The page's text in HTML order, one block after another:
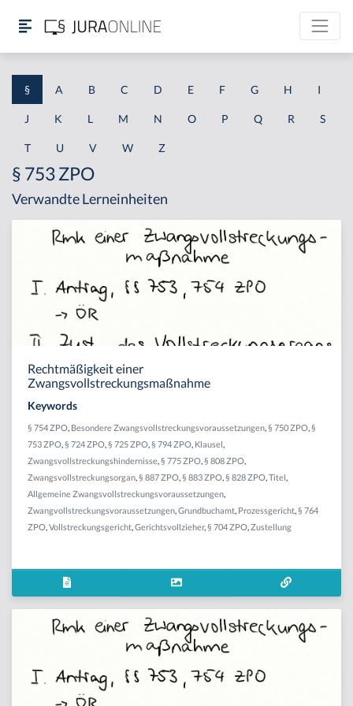
§ A B C D E F G H I
J K L M N O P Q R S
T U V W Z
§ 753 ZPO
Verwandte Lerneinheiten
Rechtmäßigkeit einer
Zwangsvollstreckungsmaßnahme
Keywords
§ 754 ZPO Besondere Zwangsvollstreckungsvoraussetzungen § 750 ZPO §
753 ZPO § 724 ZPO § 725 ZPO § 794 ZPO Klausel
Zwangsvollstreckungshindernisse § 775 ZPO § 808 ZPO
Zwangsvollstreckungsorgan § 887 ZPO § 883 ZPO § 828 ZPO Titel
Allgemeine Zwangsvollstreckungsvoraussetzungen
Zwangvollstreckungsvoraussetzungen Grundbuchamt Prozessgericht § 764
ZPO Vollstreckungsgericht Gerichtsvollzieher, § 704 ZPO Zustellung